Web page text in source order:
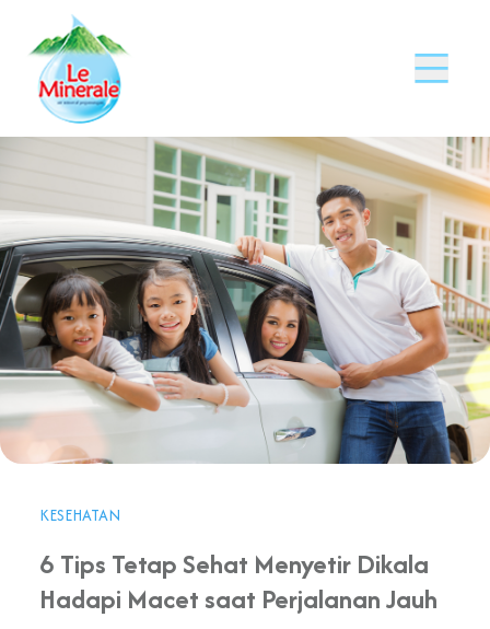
KESEHATAN
6 Tips Tetap Sehat Menyetir Dikala
Hadapi Macet saat Perjalanan Jauh